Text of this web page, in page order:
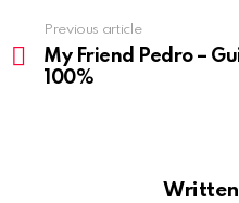
more
Previous article
My Friend Pedro –
100%